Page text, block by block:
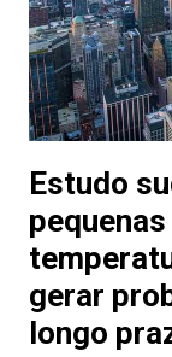
Estudo
gerar
longo